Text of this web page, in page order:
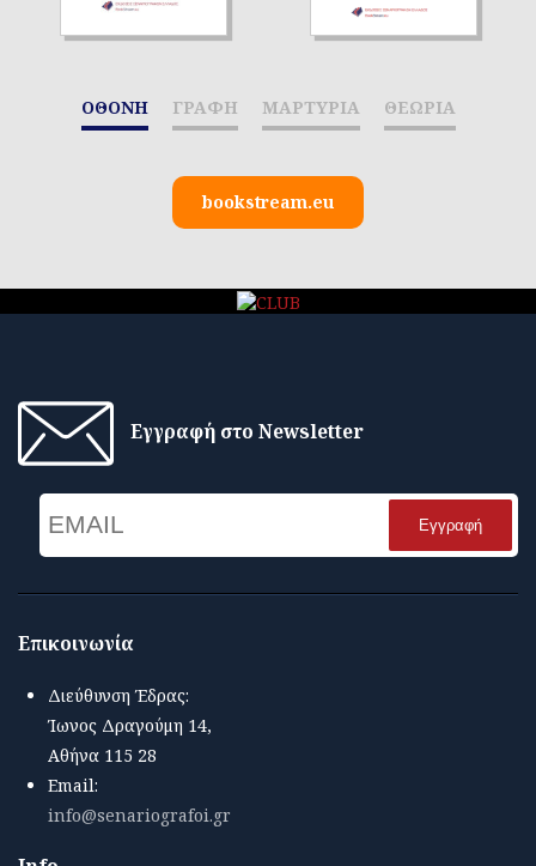
ΟΘΟΝΗ ΓΡΑΦΗ ΜΑΡΤΥΡΙΑ ΘΕΩΡΙΑ
bookstream.eu
Εγγραφή στο Newsletter
Name
Επικοινωνία
Διεύθυνση Έδρας:
Ίωνος Δραγούμη 14,
Αθήνα 115 28
Email:
info@senariografoi.gr